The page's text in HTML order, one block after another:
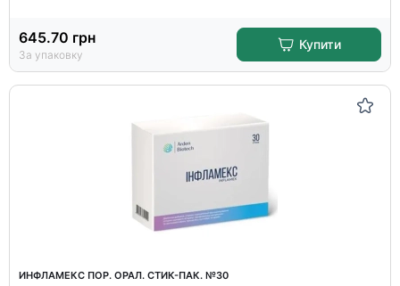
645.70 грн
За упаковку
Купити
ИНФЛАМЕКС ПОР. ОРАЛ. СТИК-ПАК. №30